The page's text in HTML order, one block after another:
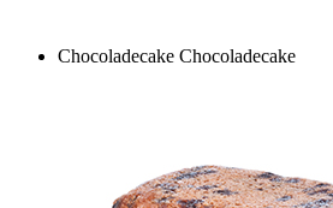
Chocoladecake Chocoladecake